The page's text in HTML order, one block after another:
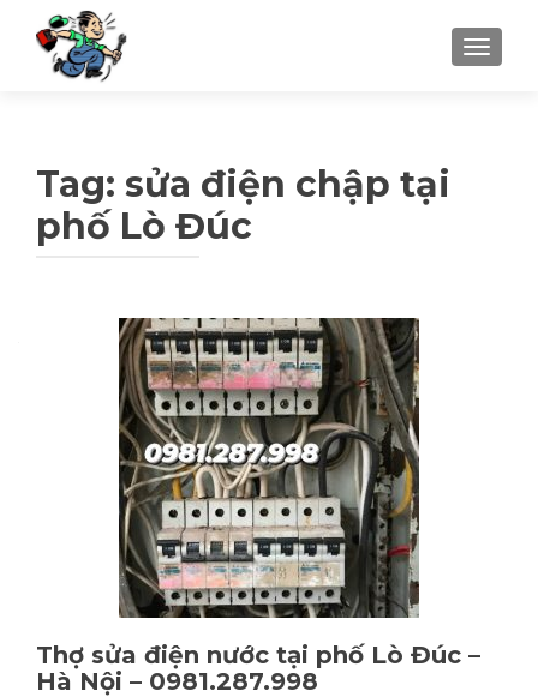
Tag: sửa điện chập tại
phố Lò Đúc
Thợ sửa điện nước tại phố Lò Đúc –
Hà Nội – 0981.287.998